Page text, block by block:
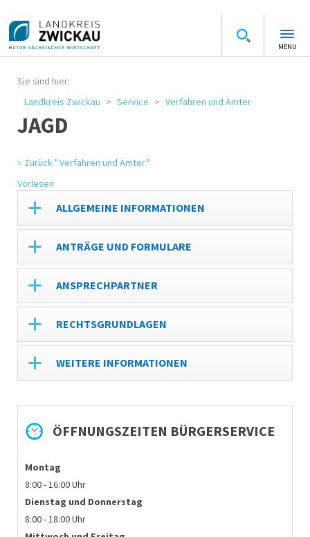
MENU
Sie sind hier:
Landkreis Zwickau
Service Verfahren und Ämter
JAGD
Zurück " Verfahren und Ämter "
Vorlesen
ALLGEMEINE INFORMATIONEN
ANTRÄGE UND FORMULARE
ANSPRECHPARTNER
RECHTSGRUNDLAGEN
WEITERE INFORMATIONEN
ÖFFNUNGSZEITEN BÜRGERSERVICE
Montag
8:00 - 16:00 Uhr
Dienstag und Donnerstag
8:00 - 18:00 Uhr